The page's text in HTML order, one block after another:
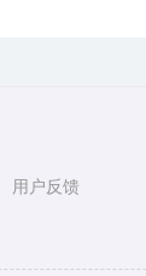
用户反馈